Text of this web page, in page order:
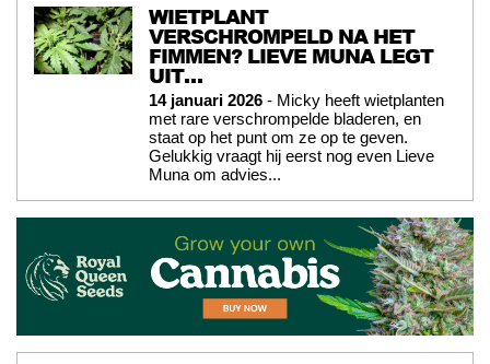
WIETPLANT
VERSCHROMPELD NA HET
FIMMEN? LIEVE MUNA LEGT
UIT…
14 januari 2026 - Micky heeft wietplanten
met rare verschrompelde bladeren, en
staat op het punt om ze op te geven.
Gelukkig vraagt hij eerst nog even Lieve
Muna om advies...